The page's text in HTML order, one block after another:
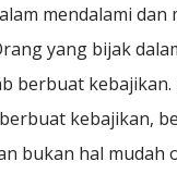
mendalami dan
yang bijak
berbuat
kebajikan,
bukan hal mudah